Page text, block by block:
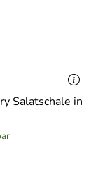
Salatschale in